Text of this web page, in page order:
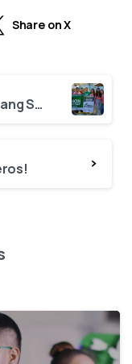
Share on X
Ahon Mahirap Suportado ang Sangguniang Kabataan ng Brgy. Pinagkaisahan!
2